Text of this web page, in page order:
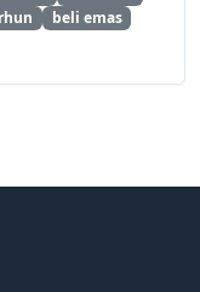
beli emas